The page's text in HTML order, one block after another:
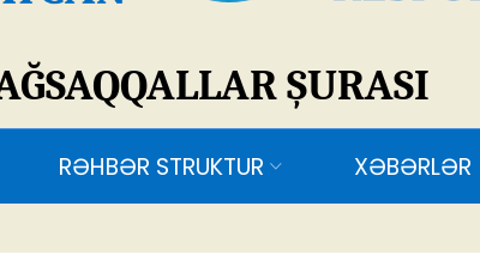
ŞURASI
STRUKTUR XƏBƏRLƏR ƏLAQƏ